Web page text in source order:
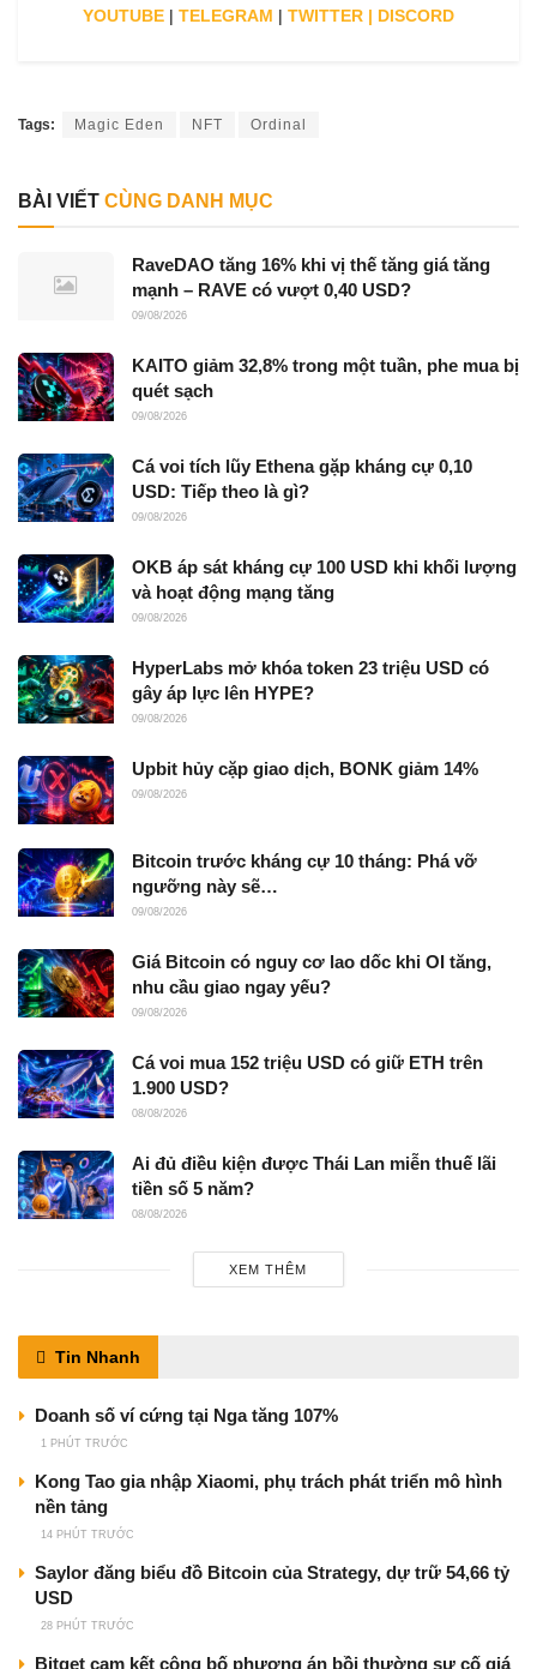
YOUTUBE | TELEGRAM | TWITTER | DISCORD
Tags: Magic Eden NFT Ordinal
BÀI VIẾT CÙNG DANH MỤC
RaveDAO tăng 16% khi vị thế tăng giá tăng
mạnh – RAVE có vượt 0,40 USD?
09/08/2026
KAITO giảm 32,8% trong một tuần, phe mua bị
quét sạch
09/08/2026
Cá voi tích lũy Ethena gặp kháng cự 0,10
USD: Tiếp theo là gì?
09/08/2026
OKB áp sát kháng cự 100 USD khi khối lượng
và hoạt động mạng tăng
09/08/2026
HyperLabs mở khóa token 23 triệu USD có
gây áp lực lên HYPE?
09/08/2026
Upbit hủy cặp giao dịch, BONK giảm 14%
09/08/2026
Bitcoin trước kháng cự 10 tháng: Phá vỡ
ngưỡng này sẽ…
09/08/2026
Giá Bitcoin có nguy cơ lao dốc khi OI tăng,
nhu cầu giao ngay yếu?
09/08/2026
Cá voi mua 152 triệu USD có giữ ETH trên
1.900 USD?
08/08/2026
Ai đủ điều kiện được Thái Lan miễn thuế lãi
tiền số 5 năm?
08/08/2026
XEM THÊM
Tin Nhanh
Doanh số ví cứng tại Nga tăng 107%
1 PHÚT TRƯỚC
Kong Tao gia nhập Xiaomi, phụ trách phát triển mô hình
nền tảng
14 PHÚT TRƯỚC
Saylor đăng biểu đồ Bitcoin của Strategy, dự trữ 54,66 tỷ
USD
28 PHÚT TRƯỚC
Bitget cam kết công bố phương án bồi thường sự cố giá